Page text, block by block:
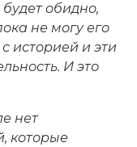
обидно,
не могу его
историей и эти
И это
нет
которые